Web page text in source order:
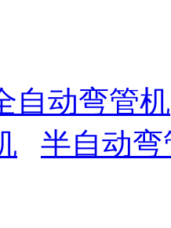
自动弯管机
半自动弯